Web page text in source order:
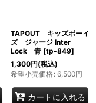
TAPOUT キッズボーイ
ズ ジャージ Inter
Lock 青 [tp-849]
1,300円(税込)
希望小売価格: 6,500円
カートに入れる